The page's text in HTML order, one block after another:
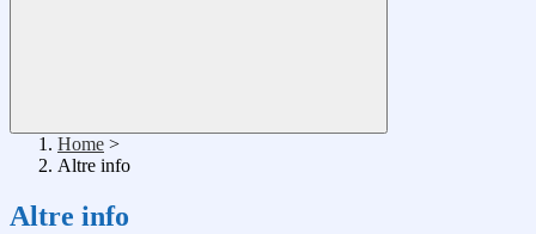
Home >
Altre info
Altre info